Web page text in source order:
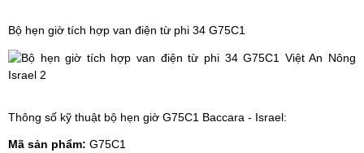
Bộ hẹn giờ tích hợp van điện từ phi 34 G75C1
Thông số kỹ thuật bộ hẹn giờ G75C1 Baccara - Israel:
Mã sản phẩm: G75C1